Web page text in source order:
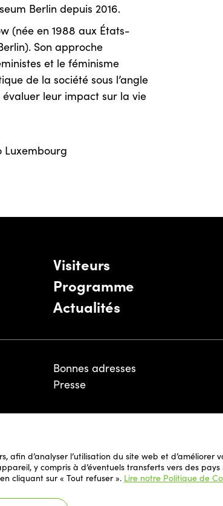
afin d’analyser l’utilisation du site web et
y compris à d’éventuels transferts vers des
cliquant sur « Tout refuser ». Lire notre Politique de
Berlin depuis 2016.
(née en 1988 aux États-
Son approche
et le féminisme
de la société sous l’angle
leur impact sur la vie
Luxembourg
Visiteurs
Programme
Actualités
Bonnes adresses
Presse
Politique de Cookies
Politique de Confidentialité de